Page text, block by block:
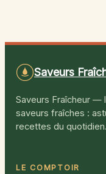
Saveurs
Saveurs Fraîcheur —
saveurs fraîches :
recettes du quotidien.
LE COMPTOIR